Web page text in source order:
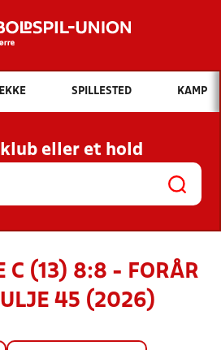
Hvad vil du søge efter?
INDHOLD OG NYHEDER
KLUBBER OG
HOLD
SPILLESTED KAMP
klub eller et hold
C (13) 8:8 - FORÅR
45 (2026)